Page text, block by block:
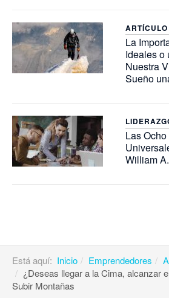
La
Ideales o
Nuestra
Sueño
Las
William
Está aquí: Inicio Emprendedores
¿Deseas llegar a la Cima, alcanzar
Subir Montañas